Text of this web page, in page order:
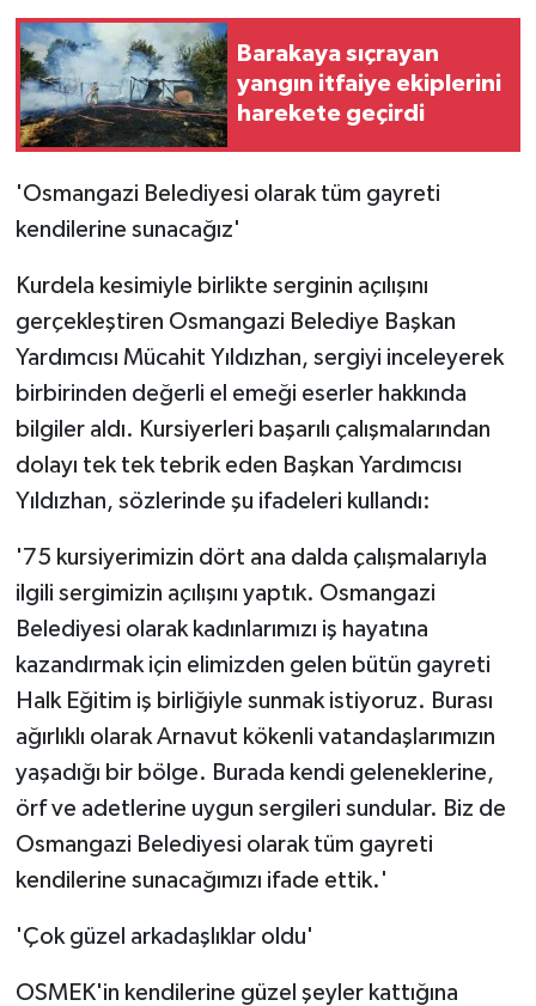
Barakaya sıçrayan
yangın itfaiye ekiplerini
harekete geçirdi
'Osmangazi Belediyesi olarak tüm gayreti
kendilerine sunacağız'
Kurdela kesimiyle birlikte serginin açılışını
gerçekleştiren Osmangazi Belediye Başkan
Yardımcısı Mücahit Yıldızhan, sergiyi inceleyerek
birbirinden değerli el emeği eserler hakkında
bilgiler aldı. Kursiyerleri başarılı çalışmalarından
dolayı tek tek tebrik eden Başkan Yardımcısı
Yıldızhan, sözlerinde şu ifadeleri kullandı:
'75 kursiyerimizin dört ana dalda çalışmalarıyla
ilgili sergimizin açılışını yaptık. Osmangazi
Belediyesi olarak kadınlarımızı iş hayatına
kazandırmak için elimizden gelen bütün gayreti
Halk Eğitim iş birliğiyle sunmak istiyoruz. Burası
ağırlıklı olarak Arnavut kökenli vatandaşlarımızın
yaşadığı bir bölge. Burada kendi geleneklerine,
örf ve adetlerine uygun sergileri sundular. Biz de
Osmangazi Belediyesi olarak tüm gayreti
kendilerine sunacağımızı ifade ettik.'
'Çok güzel arkadaşlıklar oldu'
OSMEK'in kendilerine güzel şeyler kattığına
YEREL
Yerel Haberler